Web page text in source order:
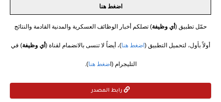
اضغط هنا
حمّل تطبيق ( أي وظيفة) تصلكم أخبار الوظائف العسكرية والمدنية القادمة والنتائج
أولاً بأول، لتحميل التطبيق ( اضغط هنا)، أيضاً لا تنسى بالانضمام لقناة ( أي وظيفة) في
التليجرام (اضغط هنا).
رابط المصدر